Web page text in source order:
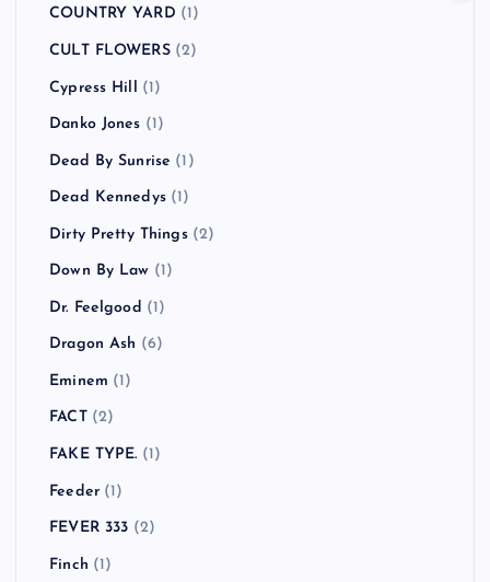
COUNTRY YARD (1)
CULT FLOWERS(2)
Cypress Hill (1)
Danko Jones (1)
Dead By Sunrise (1)
Dead Kennedys(1)
Dirty Pretty Things(2)
Down By Law (1)
Dr. Feelgood (1)
Dragon Ash (6)
Eminem (1)
FACT(2)
FAKE TYPE. (1)
Feeder(1)
FEVER 333 (2)
Finch (1)